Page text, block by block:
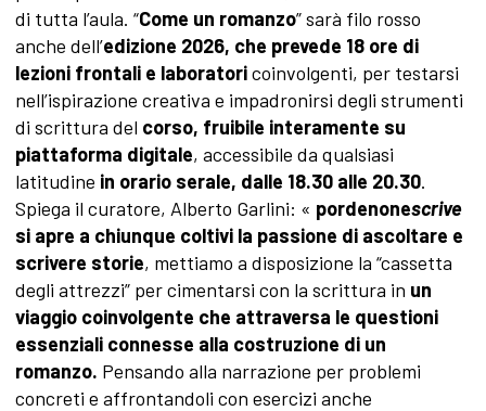
di tutta l’aula. “Come un romanzo” sarà filo rosso
anche dell’edizione 2026, che prevede 18 ore di
lezioni frontali e laboratoricoinvolgenti, per testarsi
nell’ispirazione creativa e impadronirsi degli strumenti
di scrittura del corso, fruibile interamente su
piattaforma digitale, accessibile da qualsiasi
latitudine in orario serale, dalle 18.30 alle 20.30.
Spiega il curatore, Alberto Garlini: « pordenonescrive
si apre a chiunque coltivi la passione di ascoltare e
scrivere storie, mettiamo a disposizione la “cassetta
degli attrezzi” per cimentarsi con la scrittura in un
viaggio coinvolgente che attraversa le questioni
essenziali connesse alla costruzione di un
romanzo. Pensando alla narrazione per problemi
concreti e affrontandoli con esercizi anche